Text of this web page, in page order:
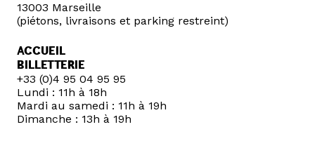
13003 Marseille
(piétons, livraisons et parking restreint)
ACCUEIL
BILLETTERIE
+33 (0)4 95 04 95 95
Lundi : 11h à 18h
Mardi au samedi : 11h à 19h
Dimanche : 13h à 19h